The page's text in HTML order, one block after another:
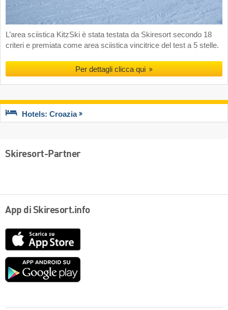
L’area sciistica KitzSki è stata testata da Skiresort secondo 18
criteri e premiata come area sciistica vincitrice del test a 5 stelle.
Per dettagli clicca qui
Hotels: Croazia
Skiresort-Partner
App di Skiresort.info
Google